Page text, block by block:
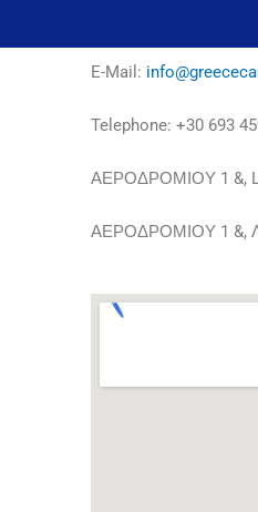
E-Mail:
Telephone: +30 693
ΑΕΡΟΔΡΟΜΙΟΥ 1 &,
ΑΕΡΟΔΡΟΜΙΟΥ 1 &,